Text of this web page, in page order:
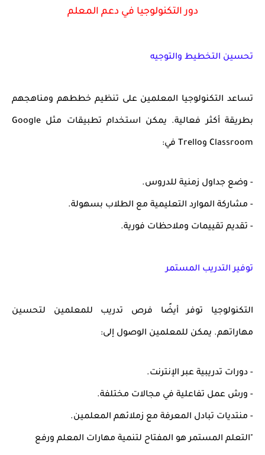
دور التكنولوجيا في دعم المعلم
تحسين التخطيط والتوجيه
تساعد التكنولوجيا المعلمين على تنظيم خططهم ومناهجهم
بطريقة أكثر فعالية. يمكن استخدام تطبيقات مثل Google
Classroom وTrello في:
- وضع جداول زمنية للدروس.
- مشاركة الموارد التعليمية مع الطلاب بسهولة.
- تقديم تقييمات وملاحظات فورية.
توفير التدريب المستمر
التكنولوجيا توفر أيضًا فرص تدريب للمعلمين لتحسين
مهاراتهم. يمكن للمعلمين الوصول إلى:
- دورات تدريبية عبر الإنترنت.
- ورش عمل تفاعلية في مجالات مختلفة.
- منتديات تبادل المعرفة مع زملائهم المعلمين.
"التعلم المستمر هو المفتاح لتنمية مهارات المعلم ورفع